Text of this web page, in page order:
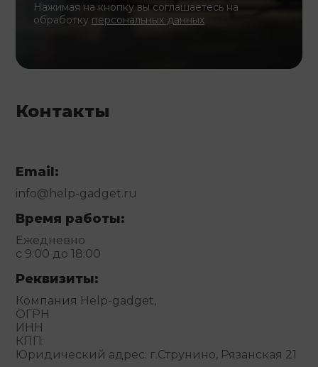
Нажимая на кнопку вы соглашаетесь на
обработку персональных данных
Контакты
Email:
info@help-gadget.ru
Время работы:
Ежедневно
с 9:00 до 18:00
Реквизиты:
Компания Help-gadget,
ОГРН
ИНН
КПП:
Юридический адрес: г.Струнино, Рязанская 21